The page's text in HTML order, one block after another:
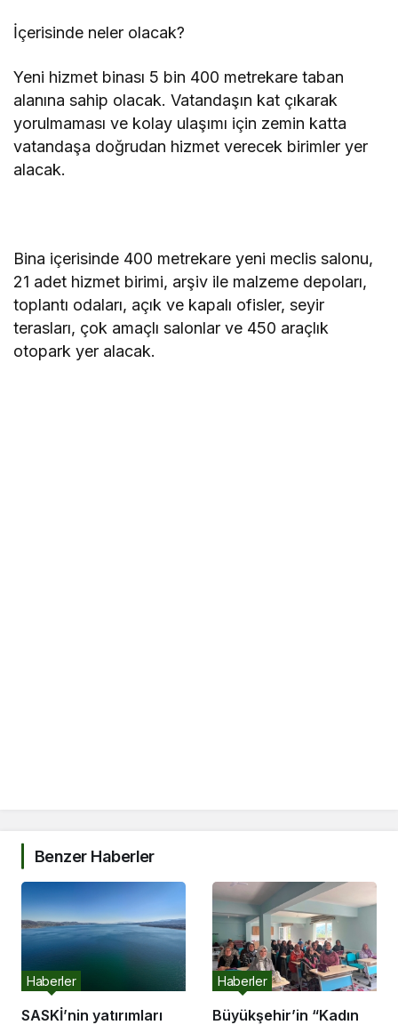
İçerisinde neler olacak?
Yeni hizmet binası 5 bin 400 metrekare taban
alanına sahip olacak. Vatandaşın kat çıkarak
yorulmaması ve kolay ulaşımı için zemin katta
vatandaşa doğrudan hizmet verecek birimler yer
alacak.
Bina içerisinde 400 metrekare yeni meclis salonu,
21 adet hizmet birimi, arşiv ile malzeme depoları,
toplantı odaları, açık ve kapalı ofisler, seyir
terasları, çok amaçlı salonlar ve 450 araçlık
otopark yer alacak.
Benzer Haberler
SASKİ’nin yatırımları
Haberler
Büyükşehir’in “Kadın
Haberler